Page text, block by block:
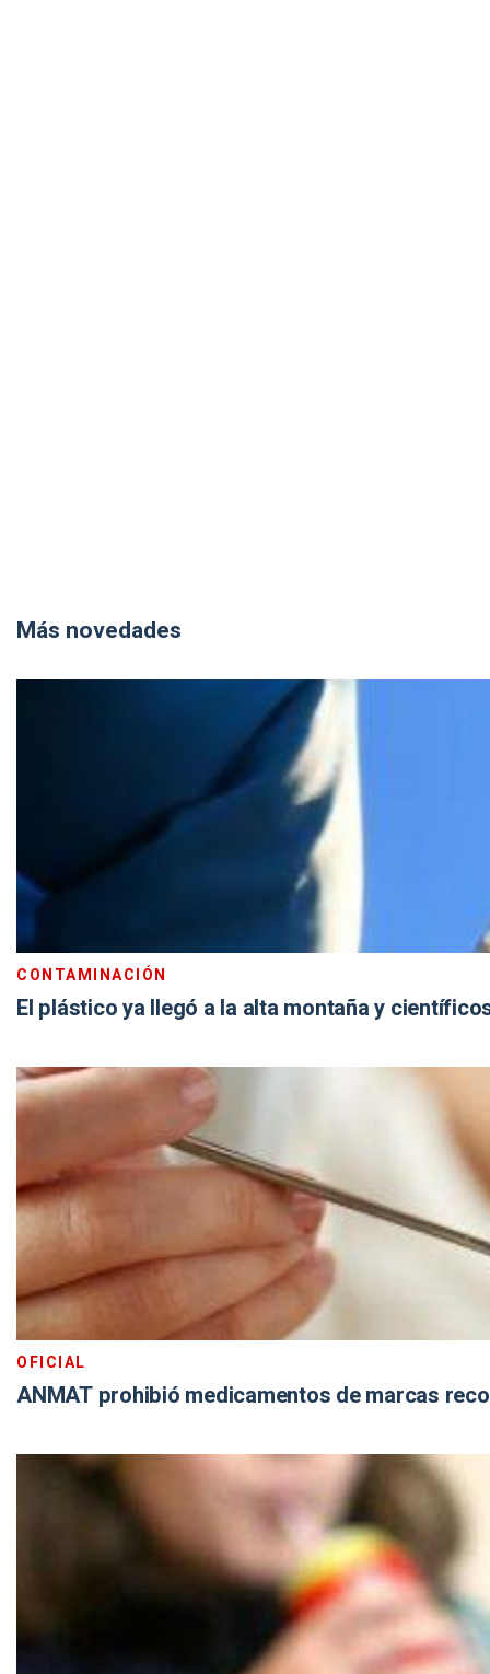
Más novedades
CONTAMINACIÓN
El plástico ya llegó a la alta montaña y
OFICIAL
ANMAT prohibió medicamentos de marcas